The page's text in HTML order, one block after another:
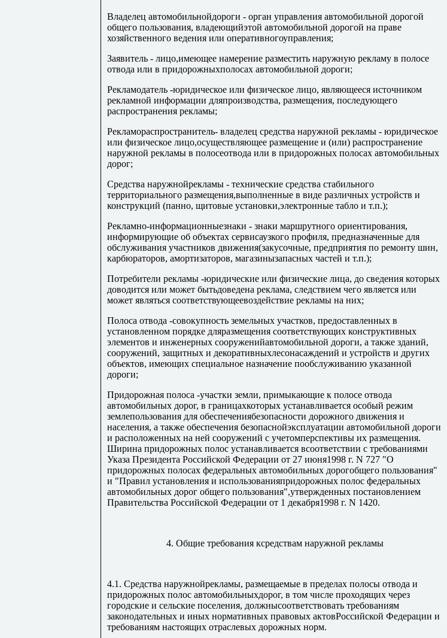
Владелец автомобильнойдороги - орган управления автомобильной дорогой
общего пользования, владеющийэтой автомобильной дорогой на праве
хозяйственного ведения или оперативногоуправления;
Заявитель - лицо,имеющее намерение разместить наружную рекламу в полосе
отвода или в придорожныхполосах автомобильной дороги;
Рекламодатель -юридическое или физическое лицо, являющееся источником
рекламной информации дляпроизводства, размещения, последующего
распространения рекламы;
Рекламораспространитель- владелец средства наружной рекламы - юридическое
или физическое лицо,осуществляющее размещение и (или) распространение
наружной рекламы в полосеотвода или в придорожных полосах автомобильных
дорог;
Средства наружнойрекламы - технические средства стабильного
территориального размещения,выполненные в виде различных устройств и
конструкций (панно, щитовые установки,электронные табло и т.п.);
Рекламно-информационныезнаки - знаки маршрутного ориентирования,
информирующие об объектах сервисаузкого профиля, предназначенные для
обслуживания участников движения(закусочные, предприятия по ремонту шин,
карбюраторов, амортизаторов, магазинызапасных частей и т.п.);
Потребители рекламы -юридические или физические лица, до сведения которых
доводится или может бытьдоведена реклама, следствием чего является или
может являться соответствующеевоздействие рекламы на них;
Полоса отвода -совокупность земельных участков, предоставленных в
установленном порядке дляразмещения соответствующих конструктивных
элементов и инженерных сооруженийавтомобильной дороги, а также зданий,
сооружений, защитных и декоративныхлесонасаждений и устройств и других
объектов, имеющих специальное назначение пообслуживанию указанной
дороги;
Придорожная полоса -участки земли, примыкающие к полосе отвода
автомобильных дорог, в границахкоторых устанавливается особый режим
землепользования для обеспечениябезопасности дорожного движения и
населения, а также обеспечения безопаснойэксплуатации автомобильной дороги
и расположенных на ней сооружений с учетомперспективы их размещения.
Ширина придорожных полос устанавливается всоответствии с требованиями
Указа Президента Российской Федерации от 27 июня1998 г. N 727 "О
придорожных полосах федеральных автомобильных дорогобщего пользования"
и "Правил установления и использованияпридорожных полос федеральных
автомобильных дорог общего пользования",утвержденных постановлением
Правительства Российской Федерации от 1 декабря1998 г. N 1420.
4. Общие требования ксредствам наружной рекламы
4.1. Средства наружнойрекламы, размещаемые в пределах полосы отвода и
придорожных полос автомобильныхдорог, в том числе проходящих через
городские и сельские поселения, должнысоответствовать требованиям
законодательных и иных нормативных правовых актовРоссийской Федерации и
требованиям настоящих отраслевых дорожных норм.